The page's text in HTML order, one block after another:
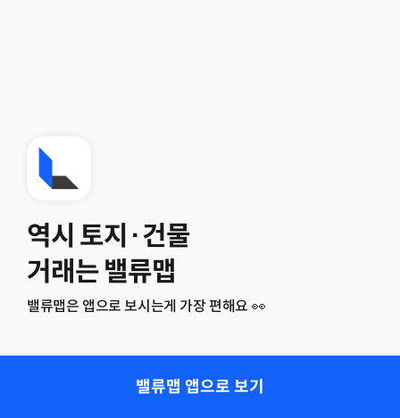
역시 토지·건물
거래는 밸류맵
밸류맵은 앱으로 보시는게 가장 편해요 👀
밸류맵 앱으로 보기